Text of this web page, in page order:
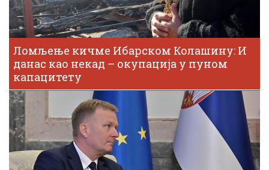
Ломљење кичме Ибарском Колашину: И
данас као некад – окупација у пуном
капацитету